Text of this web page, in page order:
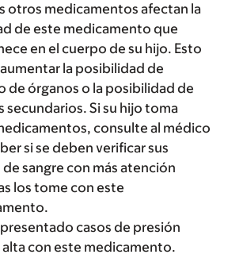
otros medicamentos afectan la
de este medicamento que
en el cuerpo de su hijo. Esto
la posibilidad de
de órganos o la posibilidad de
secundarios. Si su hijo toma
consulte al médico
si se deben verificar sus
de sangre con más atención
los tome con este
presentado casos de presión
con este medicamento.